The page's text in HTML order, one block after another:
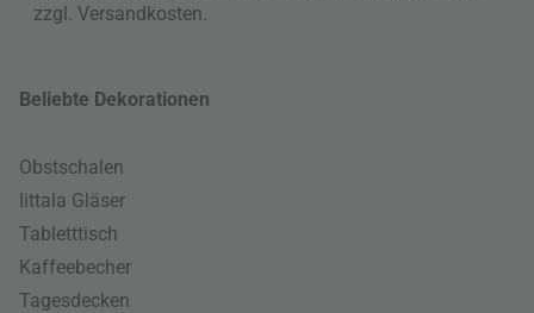
zzgl. Versandkosten
Beliebte Dekorationen
Obstschalen
Iittala Gläser
Tabletttisch
Kaffeebecher
Tagesdecken